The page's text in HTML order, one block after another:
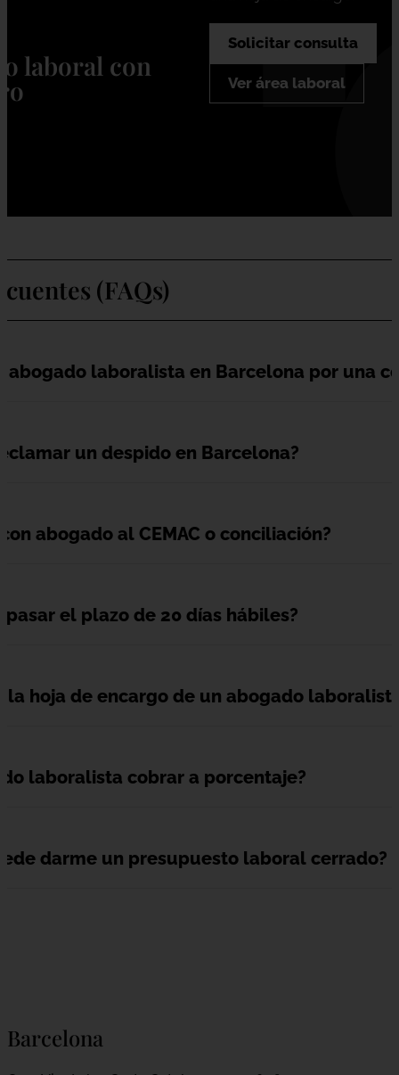
laboral con
Solicitar consulta
Ver área laboral
(FAQs)
abogado laboralista en Barcelona por una
un despido en Barcelona?
abogado al CEMAC o conciliación?
pasar el plazo de 20 días hábiles?
la hoja de encargo de un abogado
laboralista cobrar a porcentaje?
darme un presupuesto laboral cerrado?
Barcelona